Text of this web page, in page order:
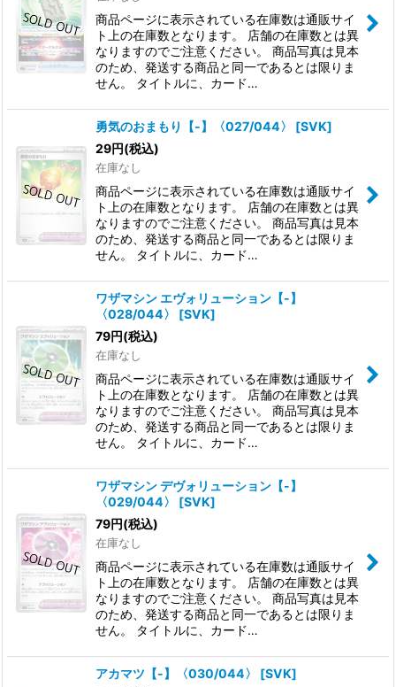
商品ページに表示されている在庫数は通販サイ
ト上の在庫数となります。 店舗の在庫数とは異
なりますのでご注意ください。 商品写真は見本
のため、発送する商品と同一であるとは限りま
せん。 タイトルに、カード…
勇気のおまもり【-】〈027/044〉 [SVK]
29円(税込)
在庫なし
商品ページに表示されている在庫数は通販サイ
ト上の在庫数となります。 店舗の在庫数とは異
なりますのでご注意ください。 商品写真は見本
のため、発送する商品と同一であるとは限りま
せん。 タイトルに、カード…
ワザマシン エヴォリューション【-】
〈028/044〉
[SVK]
79円(税込)
在庫なし
商品ページに表示されている在庫数は通販サイ
ト上の在庫数となります。 店舗の在庫数とは異
なりますのでご注意ください。 商品写真は見本
のため、発送する商品と同一であるとは限りま
せん。 タイトルに、カード…
ワザマシン デヴォリューション【-】
〈029/044〉
[SVK]
79円(税込)
在庫なし
商品ページに表示されている在庫数は通販サイ
ト上の在庫数となります。 店舗の在庫数とは異
なりますのでご注意ください。 商品写真は見本
のため、発送する商品と同一であるとは限りま
せん。 タイトルに、カード…
アカマツ【-】〈030/044〉 [SVK]